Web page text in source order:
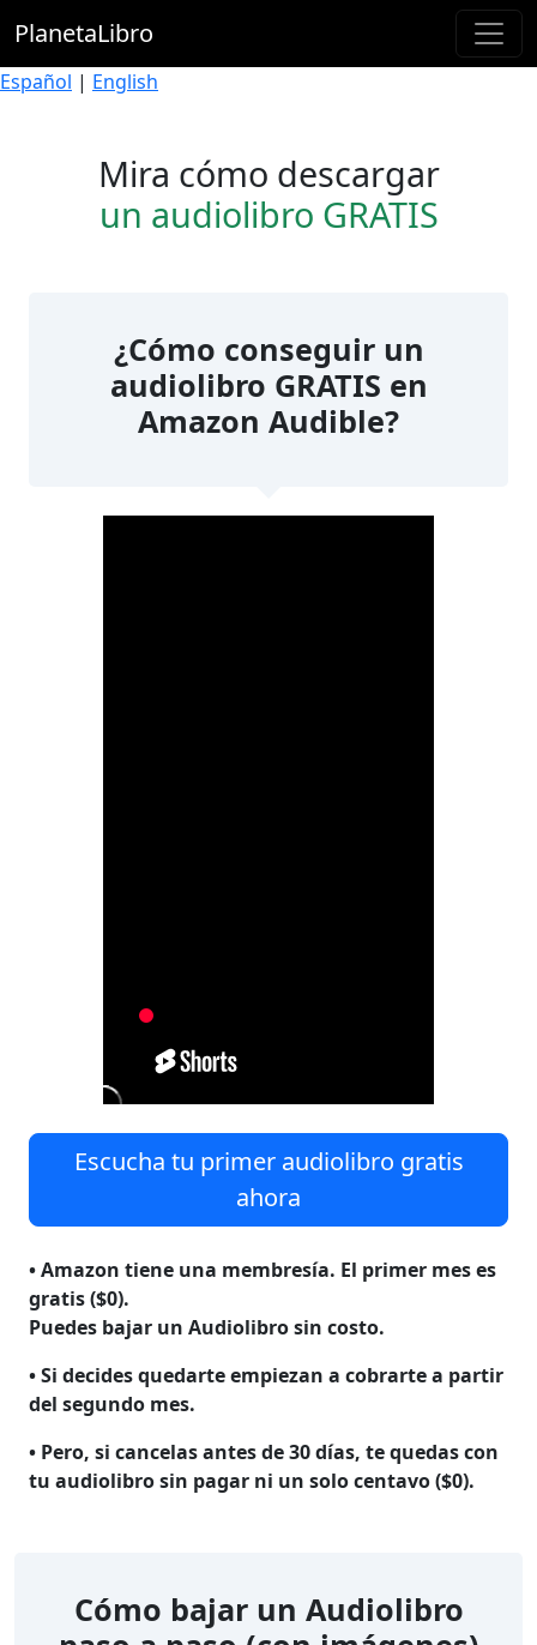
PlanetaLibro
Español | English
Mira cómo descargar
un audiolibro GRATIS
¿Cómo conseguir un
audiolibro GRATIS en
Amazon Audible?
Escucha tu primer audiolibro gratis
ahora
• Amazon tiene una membresía. El primer mes es
gratis ($0).
Puedes bajar un Audiolibro sin costo.
• Si decides quedarte empiezan a cobrarte a partir
del segundo mes.
• Pero, si cancelas antes de 30 días, te quedas con
tu audiolibrosin pagar ni un solo centavo ($0).
Cómo bajar un Audiolibro